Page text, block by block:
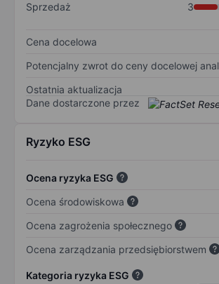
Sprzedaż
3
Cena docelowa
Potencjalny zwrot do ceny docelowej
Ostatnia aktualizacja
Dane dostarczone przez
Ryzyko ESG
Ocena ryzyka ESG
Ocena środowiskowa
Ocena zagrożenia społecznego
Ocena zarządzania przedsiębiorstwem
Kategoria ryzyka ESG